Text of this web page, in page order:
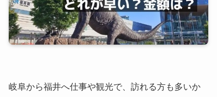
岐阜から福井へ仕事や観光で、訪れる方も多いか